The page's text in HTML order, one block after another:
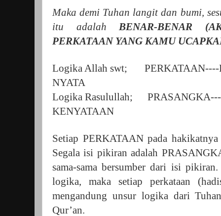
Maka demi Tuhan langit dan bumi,
itu adalah BENAR-BENAR
PERKATAAN YANG KAMU
Logika Allah swt;
NYATA
Logika Rasulullah;
KENYATAAN
Setiap PERKATAAN pada
Segala isi pikiran adalah
sama-sama bersumber dari isi
logika, maka setiap perkataan
mengandung unsur logika dari
Qur’an.